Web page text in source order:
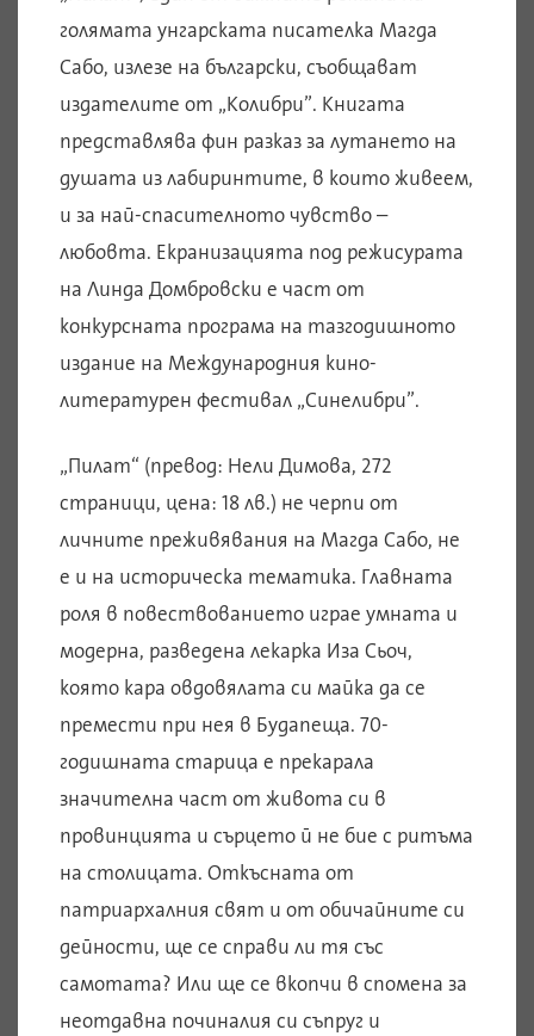
голямата унгарската писателка Магда
Сабо, излезе на български, съобщават
издателите от „Колибри”. Книгата
представлява фин разказ за лутането на
душата из лабиринтите, в които живеем,
и за най-спасителното чувство –
любовта. Екранизацията под режисурата
на Линда Домбровски е част от
конкурсната програма на тазгодишното
издание на Международния кино-
литературен фестивал „Синелибри”.
„Пилат“ (превод: Нели Димова, 272
страници, цена: 18 лв.) не черпи от
личните преживявания на Магда Сабо, не
е и на историческа тематика. Главната
роля в повествованието играе умната и
модерна, разведена лекарка Иза Сьоч,
която кара овдовялата си майка да се
премести при нея в Будапеща. 70-
годишната старица е прекарала
значителна част от живота си в
провинцията и сърцето й не бие с ритъма
на столицата. Откъсната от
патриархалния свят и от обичайните си
дейности, ще се справи ли тя със
самотата? Или ще се вкопчи в спомена за
неотдавна починалия си съпруг и